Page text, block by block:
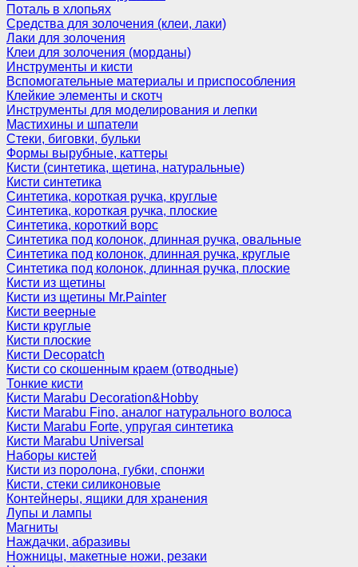
Поталь в хлопьях
Средства для золочения (клеи, лаки)
Лаки для золочения
Клеи для золочения (морданы)
Инструменты и кисти
Вспомогательные материалы и приспособления
Клейкие элементы и скотч
Инструменты для моделирования и лепки
Мастихины и шпатели
Стеки, биговки, бульки
Формы вырубные, каттеры
Кисти (синтетика, щетина, натуральные)
Кисти синтетика
Синтетика, короткая ручка, круглые
Синтетика, короткая ручка, плоские
Синтетика, короткий ворс
Синтетика под колонок, длинная ручка, овальные
Синтетика под колонок, длинная ручка, круглые
Синтетика под колонок, длинная ручка, плоские
Кисти из щетины
Кисти из щетины Mr.Painter
Кисти веерные
Кисти круглые
Кисти плоские
Кисти Decopatch
Кисти со скошенным краем (отводные)
Тонкие кисти
Кисти Marabu Decoration&Hobby
Кисти Marabu Fino, аналог натурального волоса
Кисти Marabu Forte, упругая синтетика
Кисти Marabu Universal
Наборы кистей
Кисти из поролона, губки, спонжи
Кисти, стеки силиконовые
Контейнеры, ящики для хранения
Лупы и лампы
Магниты
Наждачки, абразивы
Ножницы, макетные ножи, резаки